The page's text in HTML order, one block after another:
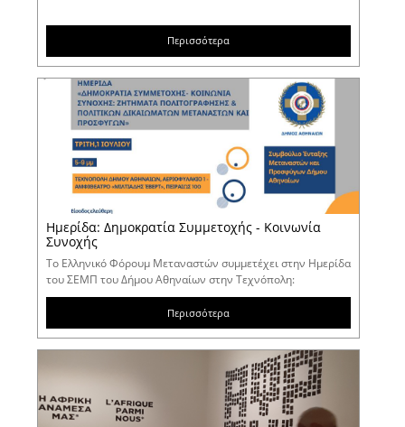
Περισσότερα
Ημερίδα: Δημοκρατία Συμμετοχής - Κοινωνία
Συνοχής
Το Ελληνικό Φόρουμ Μεταναστών συμμετέχει στην Ημερίδα
του ΣΕΜΠ του Δήμου Αθηναίων στην Τεχνόπολη:
Περισσότερα